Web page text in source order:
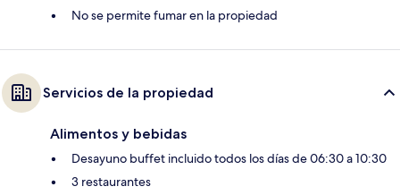
No se permite fumar en la propiedad
Servicios de la propiedad
Alimentos y bebidas
Desayuno buffet incluido todos los días de 06:30 a 10:30
3 restaurantes